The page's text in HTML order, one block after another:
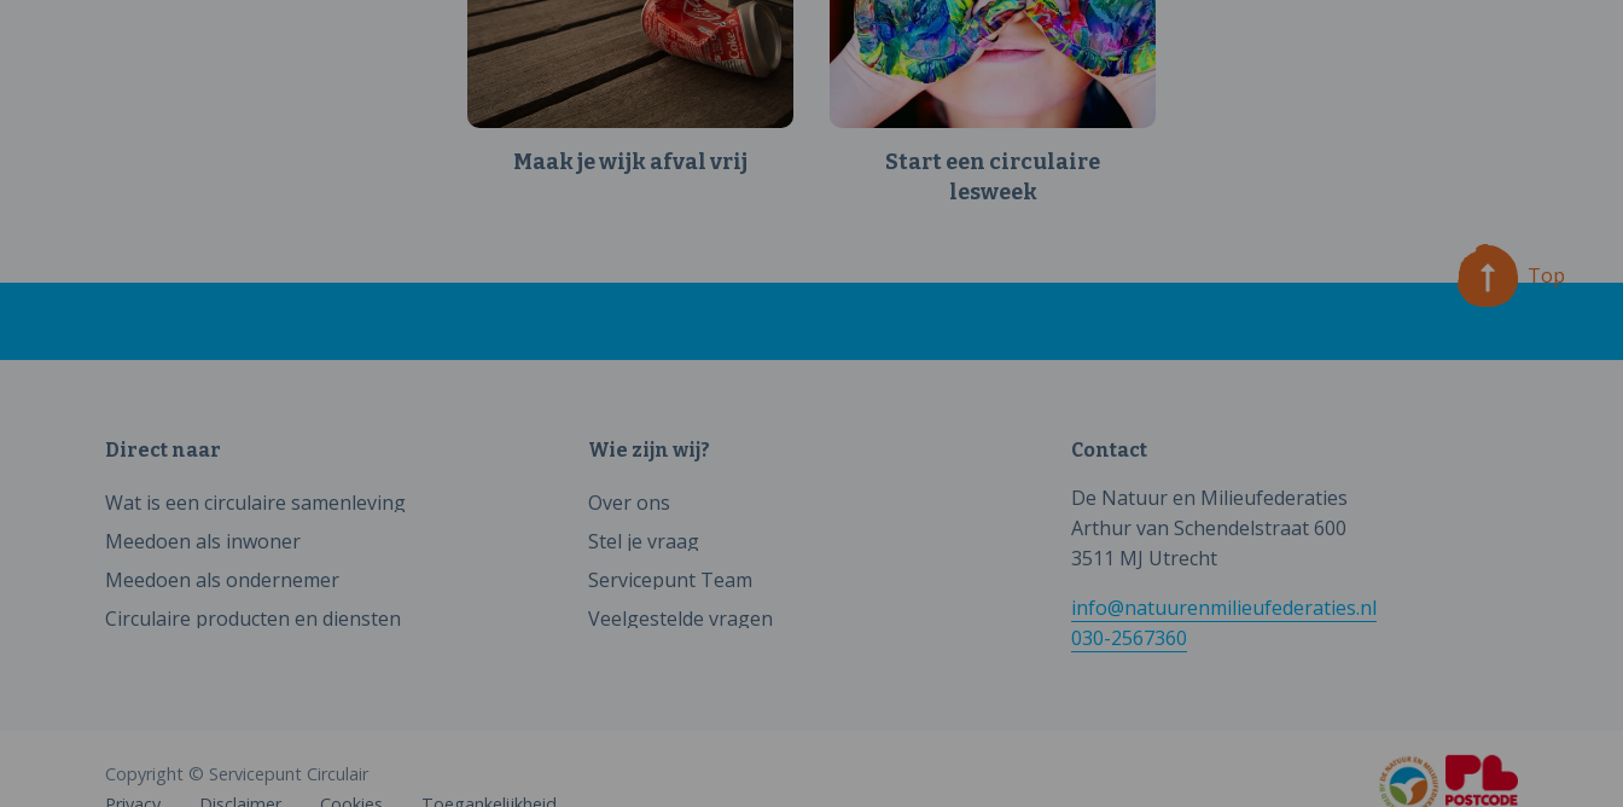
Maak je wijk afval vrij
Start een circulaire
lesweek
Direct naar
Wat is een circulaire samenleving
Meedoen als inwoner
Meedoen als ondernemer
Circulaire producten en diensten
Wie zijn wij?
Over ons
Stel je vraag
Servicepunt Team
Veelgestelde vragen
Contact
De Natuur en Milieufederaties
Arthur van Schendelstraat 600
3511 MJ Utrecht
info@natuurenmilieufederaties.nl
030-2567360
Copyright © Servicepunt Circulair
Top